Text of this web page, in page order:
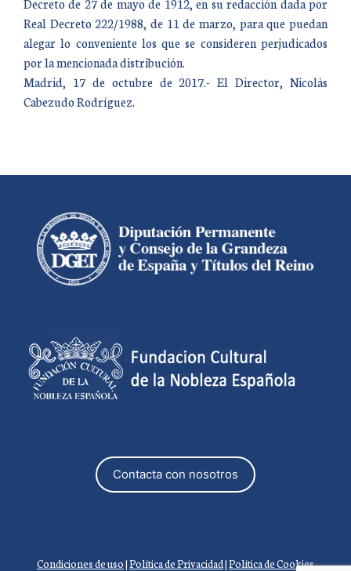
Decreto de 27 de mayo de 1912, en su redacción dada por
Real Decreto 222/1988, de 11 de marzo, para que puedan
alegar lo conveniente los que se consideren perjudicados
por la mencionada distribución.
Madrid, 17 de octubre de 2017.- El Director, Nicolás
Cabezudo Rodríguez.
Contacta con nosotros
Condiciones de uso|Política de Privacidad|Política de Cookies